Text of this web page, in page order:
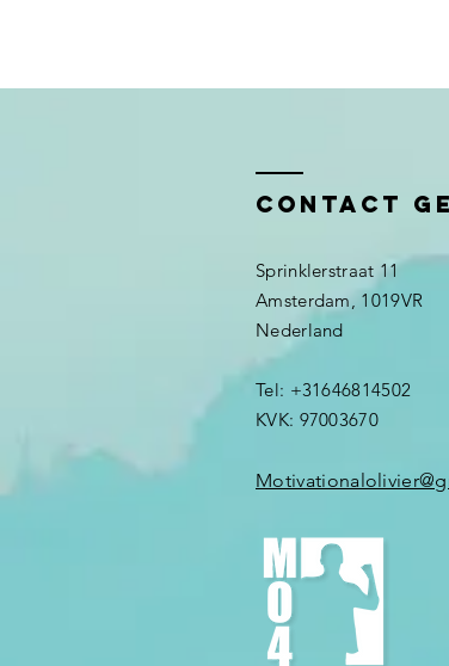
Contact
Sprinklerstraat 11
Amsterdam, 1019VR
Nederland ​​
Tel: +31646814502
KVK: 97003670